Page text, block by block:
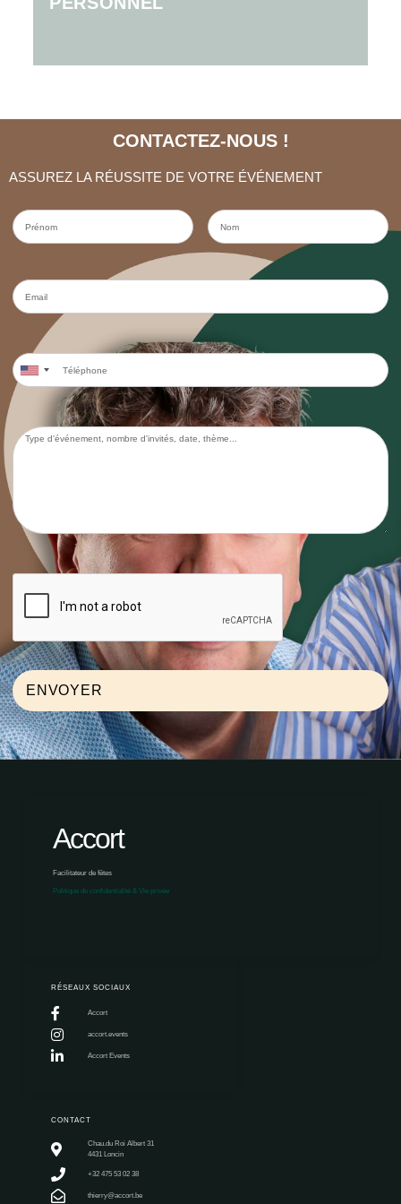
Besoin d'hôtesses, de serveurs, d'agents de sécurité
CONTACTEZ-NOUS !
ASSUREZ LA RÉUSSITE DE VOTRE ÉVÉNEMENT
Nom
Téléphone
Type d'événement, nombre d'invités, date, thème,...
ENVOYER
CONTACT
Chau.du Roi Albert 31
4431 Loncin
+32 475 53 02 38
thierry@accort.be
RÉSEAUX SOCIAUX
Accort
accort.events
Accort Events
Accort
Facilitateur de fêtes
Politique de confidentialité & Vie privée